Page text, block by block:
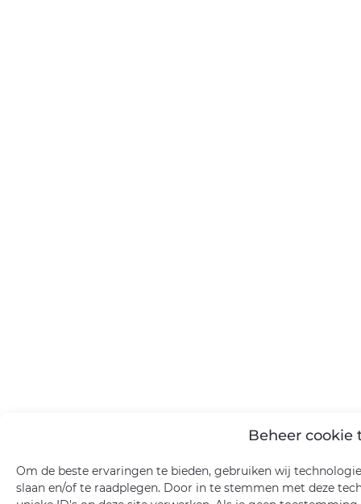
Beheer
Om de beste ervaringen te bieden, gebruiken wij
slaan en/of te raadplegen. Door in te stemmen met deze